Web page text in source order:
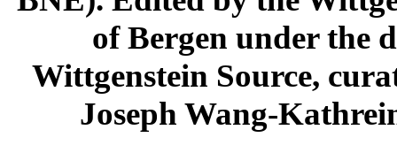
of Bergen under the
Wittgenstein Source,
Joseph Wang-